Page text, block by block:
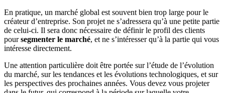
En pratique, un marché global est souvent bien trop large pour le
créateur d’entreprise. Son projet ne s’adressera qu’à une petite partie
de celui-ci. Il sera donc nécessaire de définir le profil des clients
poursegmenter le marché, et ne s’intéresser qu’à la partie qui vous
intéresse directement.
Une attention particulière doit être portée sur l’étude de l’évolution
du marché, sur les tendances et les évolutions technologiques, et sur
les perspectives des prochaines années. Vous devez vous projeter